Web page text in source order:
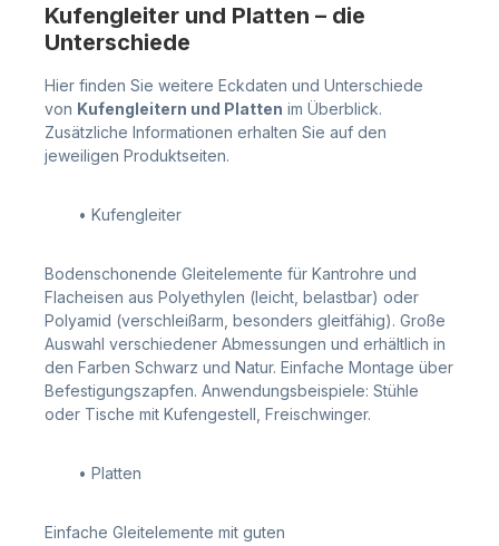
Kufengleiter und Platten – die
Unterschiede
Hier finden Sie weitere Eckdaten und Unterschiede
von Kufengleitern und Platten im Überblick.
Zusätzliche Informationen erhalten Sie auf den
jeweiligen Produktseiten.
• Kufengleiter
Bodenschonende Gleitelemente für Kantrohre und
Flacheisen aus Polyethylen (leicht, belastbar) oder
Polyamid (verschleißarm, besonders gleitfähig). Große
Auswahl verschiedener Abmessungen und erhältlich in
den Farben Schwarz und Natur. Einfache Montage über
Befestigungszapfen. Anwendungsbeispiele: Stühle
oder Tische mit Kufengestell, Freischwinger.
• Platten
Einfache Gleitelemente mit guten